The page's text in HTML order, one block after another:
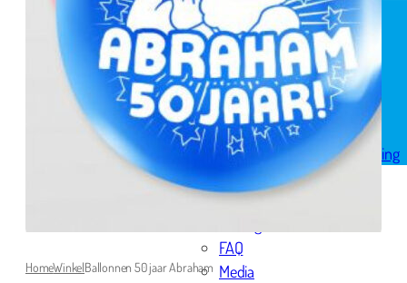
Geboorte versiering
Geslaagd versiering
Huwelijk versiering
Pensioen versiering
Verjaardag versiering
Voordeelpakketten
Welkom thuis versiering
Reviews
Over ons
FAQ
Media
HomeWinkelBallonnen 50 jaar Abraham